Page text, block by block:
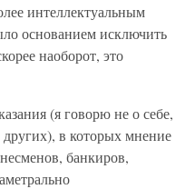
интеллектуальным
основанием исключить
наоборот, это
(я говорю не о себе,
в которых мнение
банкиров,